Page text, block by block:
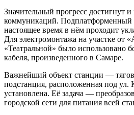
Значительный прогресс достигнут
коммуникаций. Подплатформенный
настоящее время в нём проходит
Для электромонтажа на участке от
«Театральной» было использовано
кабеля, произведенного в Самаре.
Важнейший объект станции —
подстанция, расположенная под
установлена. Её задача —
городской сети для питания всей